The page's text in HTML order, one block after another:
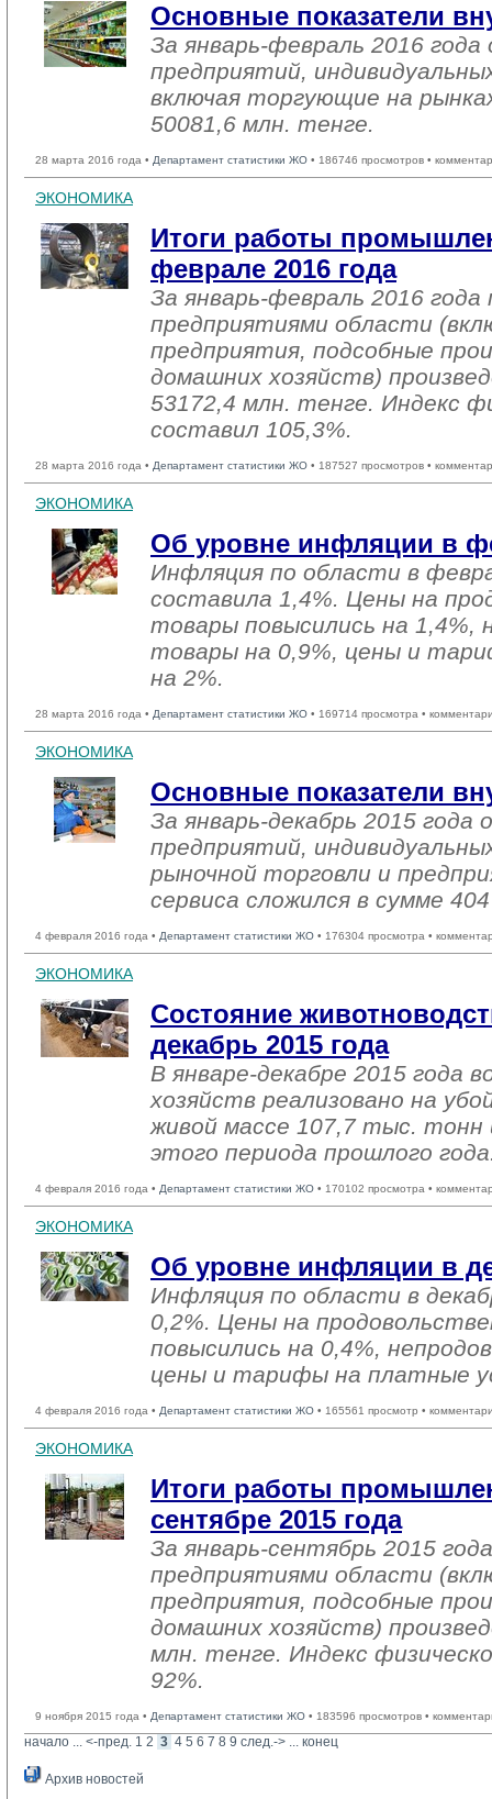
Основные показатели
За январь-февраль 2016
предприятий,
включая торгующие на
50081,6 млн. тенге.
28 марта 2016 года • Департамент статистики ЖО • 186746 просмотров •
ЭКОНОМИКА
Итоги работы
феврале 2016 года
За январь-февраль 2016
предприятиями области
предприятия, подсобные
домашних хозяйств)
53172,4 млн. тенге. Индекс
составил 105,3%.
28 марта 2016 года • Департамент статистики ЖО • 187527 просмотров •
ЭКОНОМИКА
Об уровне инфляции в
Инфляция по области в
составила 1,4%. Цены на
товары повысились на 1,4%,
товары на 0,9%, цены и
на 2%.
28 марта 2016 года • Департамент статистики ЖО • 169714 просмотра •
ЭКОНОМИКА
Основные показатели
За январь-декабрь 2015
предприятий,
рыночной торговли и
сервиса сложился в сумме
4 февраля 2016 года • Департамент статистики ЖО • 176304 просмотра •
ЭКОНОМИКА
Состояние
декабрь 2015 года
В январе-декабре 2015 года
хозяйств реализовано на
живой массе 107,7 тыс. тонн
этого периода прошлого
4 февраля 2016 года • Департамент статистики ЖО • 170102 просмотра •
ЭКОНОМИКА
Об уровне инфляции в
Инфляция по области в
0,2%. Цены на
повысились на 0,4%,
цены и тарифы на платные
4 февраля 2016 года • Департамент статистики ЖО • 165561 просмотр •
ЭКОНОМИКА
Итоги работы
сентябре 2015 года
За январь-сентябрь 2015
предприятиями области
предприятия, подсобные
домашних хозяйств)
млн. тенге. Индекс
92%.
9 ноября 2015 года • Департамент статистики ЖО • 183596 просмотров •
начало ... <-пред. 1 2 3 4 5 6 7 8 9 след.-> ... конец
Архив новостей